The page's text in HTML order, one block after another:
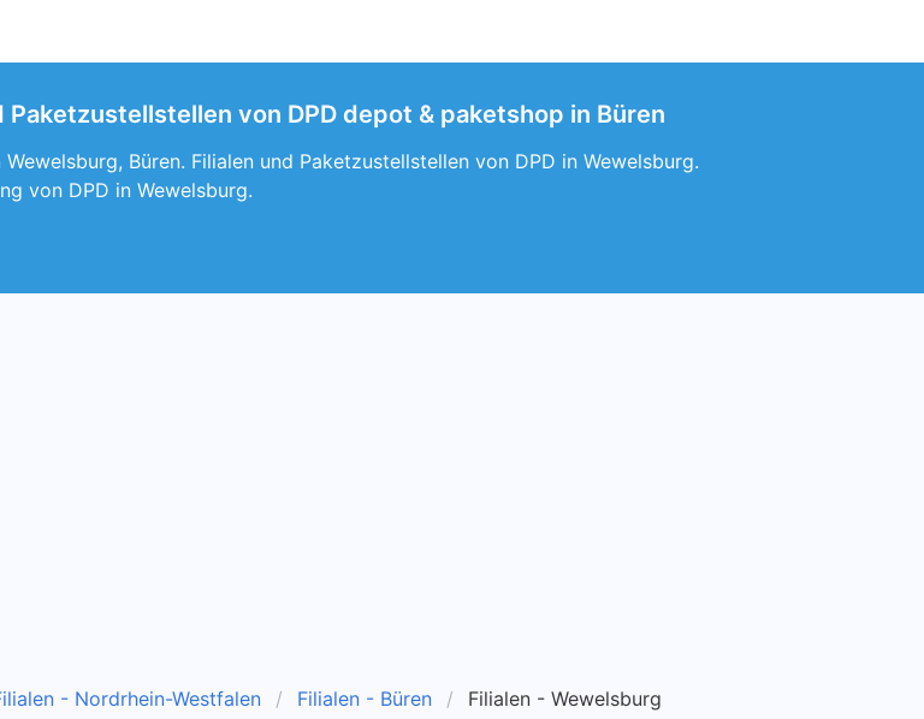
Paketzustellstellen von DPD depot & paketshop in Büren
Büren. Filialen und Paketzustellstellen von DPD in Wewelsburg.
von DPD in Wewelsburg.
- Nordrhein-Westfalen Filialen - Büren Filialen - Wewelsburg